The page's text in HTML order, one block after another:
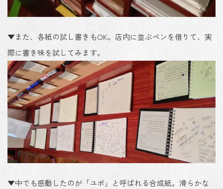
▼また、各紙の試し書きもOK。店内に並ぶペンを借りて、実
際に書き味を試してみます。
▼中でも感動したのが「ユポ」と呼ばれる合成紙。滑らかな